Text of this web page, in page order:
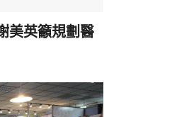
美英籲規劃醫